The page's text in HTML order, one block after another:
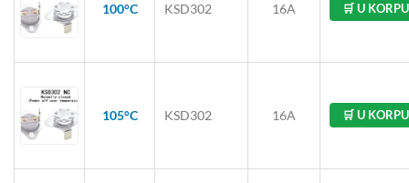
100°C KSD302 16A 🛒 U KORPU
105°C KSD302 16A 🛒 U KORPU